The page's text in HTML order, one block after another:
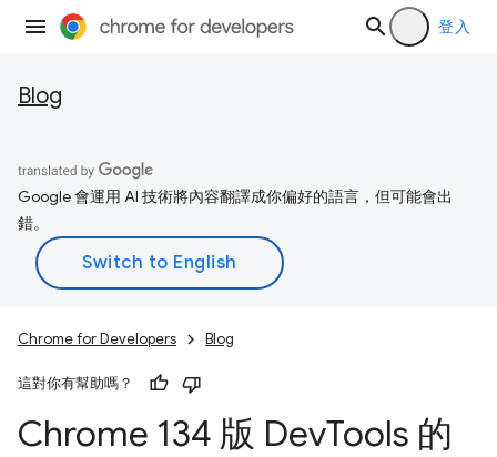
登入
Blog
Google 會運用 AI 技術將內容翻譯成你偏好的語言，但可能會出
錯。
Chrome for Developers Blog
這對你有幫助嗎？
Chrome 134 版 DevTools 的